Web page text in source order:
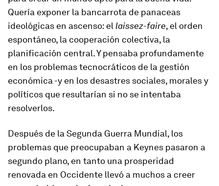
Quería exponer la bancarrota de panaceas
ideológicas en ascenso: el laissez-faire, el orden
espontáneo, la cooperación colectiva, la
planificación central. Y pensaba profundamente
en los problemas tecnocráticos de la gestión
económica -y en los desastres sociales, morales y
políticos que resultarían si no se intentaba
resolverlos.
Después de la Segunda Guerra Mundial, los
problemas que preocupaban a Keynes pasaron a
segundo plano, en tanto una prosperidad
renovada en Occidente llevó a muchos a creer